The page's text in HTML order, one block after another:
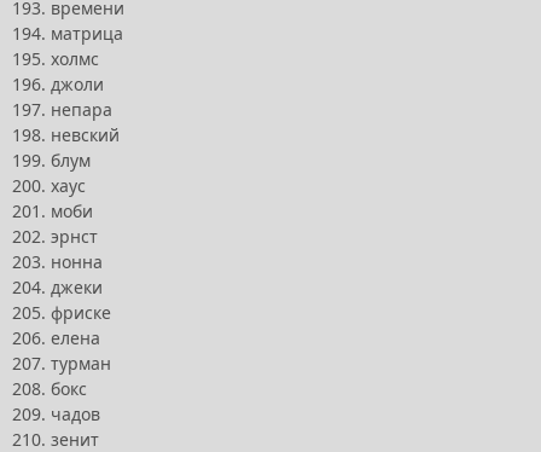
193. времени
194. матрица
195. холмс
196. джоли
197. непара
198. невский
199. блум
200. хаус
201. моби
202. эрнст
203. нонна
204. джеки
205. фриске
206. елена
207. турман
208. бокс
209. чадов
210. зенит